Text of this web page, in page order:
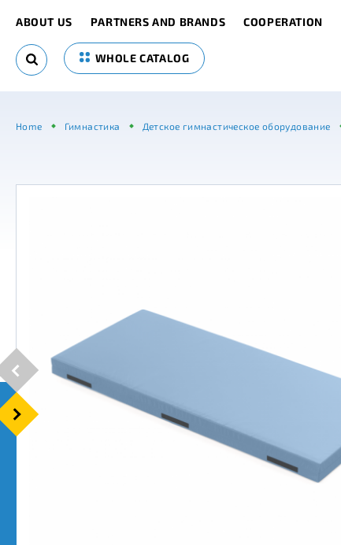
ABOUT US PARTNERS AND BRANDS COOPERATION
WHOLE CATALOG
Home Гимнастика Детское гимнастическое оборудование